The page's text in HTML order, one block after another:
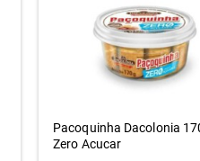
Pacoquinha Dacolonia
Zero Acucar